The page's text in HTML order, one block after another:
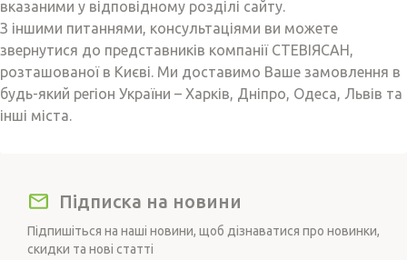
Підписка на новини
Підпишіться на наші новини, щоб дізнаватися про новинки,
скидки та нові статті
вказаними у відповідному розділі сайту.
З іншими питаннями, консультаціями ви можете
звернутися до представників компанії СТЕВІЯСАН,
розташованої в Києві. Ми доставимо Ваше замовлення в
будь-який регіон України – Харків, Дніпро, Одеса, Львів та
інші міста.